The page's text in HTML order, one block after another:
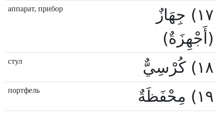
аппарат, прибор
١٧) جِهَازٌ
(أَجْهِزَةٌ)
стул ١٨) كُرْسِيٌّ
портфель ١٩) مِحْفَظَةٌ